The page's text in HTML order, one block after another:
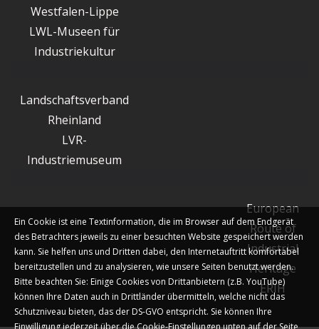
Westfalen-Lippe
LWL-Museen für
Industriekultur
Landschaftsverband
Rheinland
LVR-
Industriemuseum
European
Route of
Industrial
Heritage
ERIH
Ein Cookie ist eine Textinformation, die im Browser auf dem Endgerät
des Betrachters jeweils zu einer besuchten Website gespeichert werden
kann. Sie helfen uns und Dritten dabei, den Internetauftritt komfortabel
bereitzustellen und zu analysieren, wie unsere Seiten benutzt werden.
Bitte beachten Sie: Einige Cookies von Drittanbietern (z.B. YouTube)
können Ihre Daten auch in Drittländer übermitteln, welche nicht das
Schutzniveau bieten, das der DS-GVO entspricht. Sie können Ihre
Einwilligung jederzeit über die Cookie-Einstellungen unten auf der Seite